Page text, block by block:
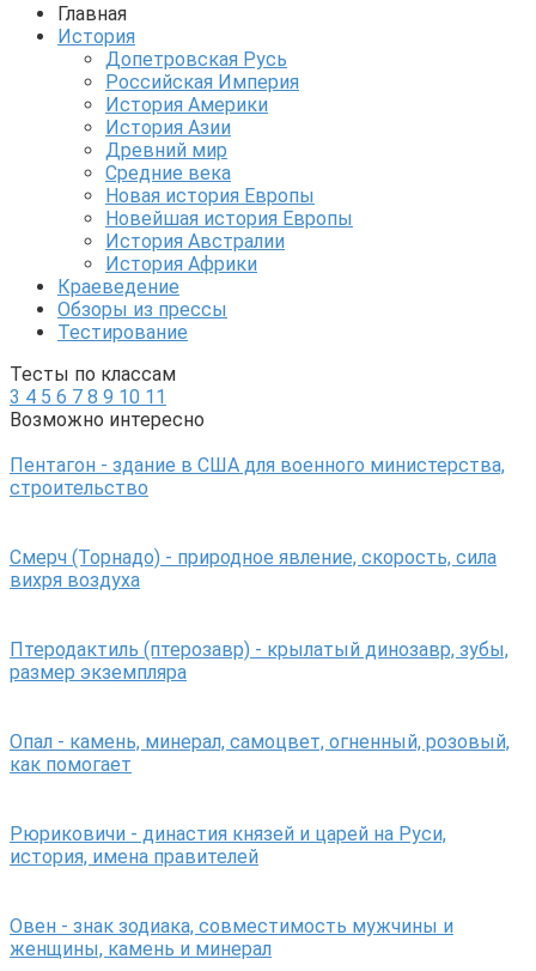
Главная
История
Допетровская Русь
Российская Империя
История Америки
История Азии
Древний мир
Средние века
Новая история Европы
Новейшая история Европы
История Австралии
История Африки
Краеведение
Обзоры из прессы
Тестирование
Тесты по классам
3 4 5 6 7 8 9 10 11
Возможно интересно
Пентагон - здание в США для военного министерства,
строительство
Смерч (Торнадо) - природное явление, скорость, сила
вихря воздуха
Птеродактиль (птерозавр) - крылатый динозавр, зубы,
размер экземпляра
Опал - камень, минерал, самоцвет, огненный, розовый,
как помогает
Рюриковичи - династия князей и царей на Руси,
история, имена правителей
Овен - знак зодиака, совместимость мужчины и
женщины, камень и минерал